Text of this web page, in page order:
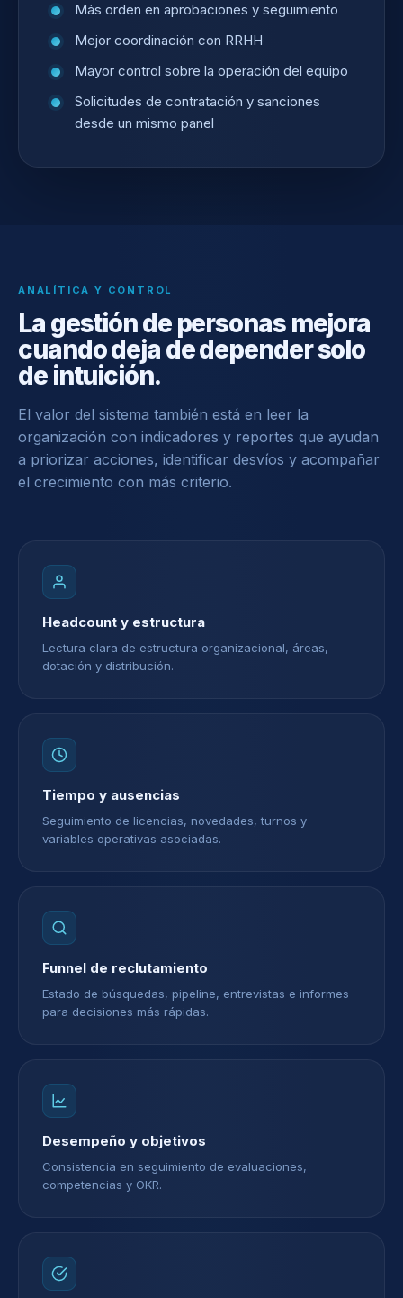
Más orden en aprobaciones y seguimiento
Mejor coordinación con RRHH
Mayor control sobre la operación del equipo
Solicitudes de contratación y sanciones
desde un mismo panel
ANALÍTICA Y CONTROL
La gestión de personas mejora
cuando deja de depender solo
de intuición.
El valor del sistema también está en leer la
organización con indicadores y reportes que ayudan
a priorizar acciones, identificar desvíos y acompañar
el crecimiento con más criterio.
Headcount y estructura
Lectura clara de estructura organizacional, áreas,
dotación y distribución.
Tiempo y ausencias
Seguimiento de licencias, novedades, turnos y
variables operativas asociadas.
Funnel de reclutamiento
Estado de búsquedas, pipeline, entrevistas e informes
para decisiones más rápidas.
Desempeño y objetivos
Consistencia en seguimiento de evaluaciones,
competencias y OKR.